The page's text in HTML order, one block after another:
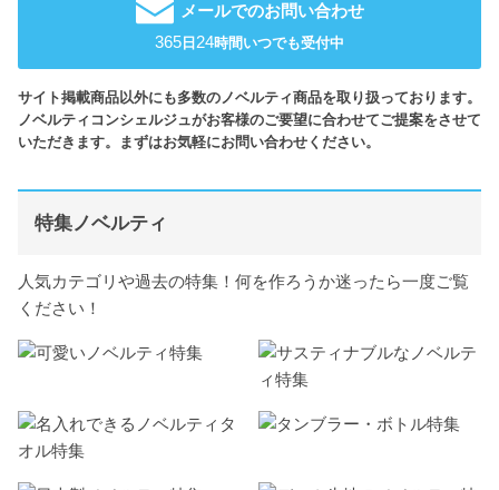
メールでのお問い合わせ
365日24時間いつでも受付中
サイト掲載商品以外にも多数のノベルティ商品を取り扱っております。
ノベルティコンシェルジュがお客様のご要望に合わせてご提案をさせて
いただきます。まずはお気軽にお問い合わせください。
特集ノベルティ
人気カテゴリや過去の特集！何を作ろうか迷ったら一度ご覧
ください！